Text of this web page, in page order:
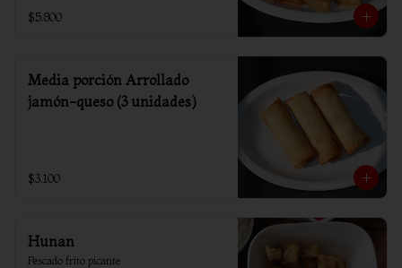
$5.800
Media porción Arrollado
jamón-queso (3 unidades)
$3.100
Hunan
Pescado frito picante